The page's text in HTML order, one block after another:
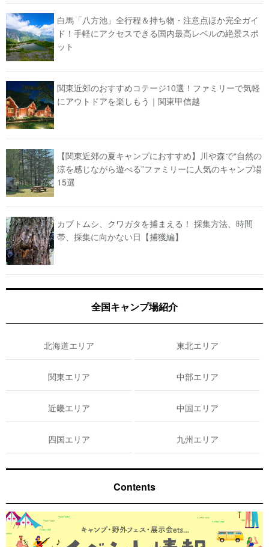
白馬「八方池」全行程＆持ち物・注意点ほか完全ガイ
ド！手軽にアクセスできる国内最高レベルの絶景スポ
ット
関東近郊のおすすめコテージ10選！ファミリーで気軽
にアウトドアを楽しもう｜関東甲信越
【関東近郊の夏キャンプにおすすめ】川や森で“自然の
涼を感じながら遊べる”ファミリーに人気のキャンプ場
15選
カブトムシ、クワガタを捕まえる！ 採集方法、時間
帯、採集に向かない日【捕獲編】
全国キャンプ場紹介
北海道エリア 東北エリア
関東エリア 中部エリア
近畿エリア 中国エリア
四国エリア 九州エリア
Contents